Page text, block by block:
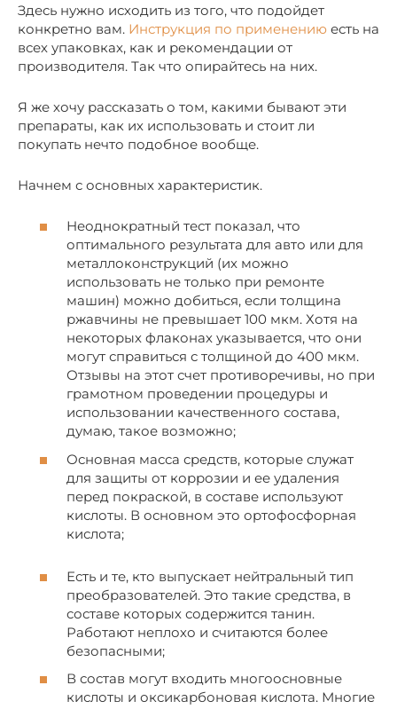
Здесь нужно исходить из того, что подойдет
конкретно вам. Инструкция по применению есть на
всех упаковках, как и рекомендации от
производителя. Так что опирайтесь на них.
Я же хочу рассказать о том, какими бывают эти
препараты, как их использовать и стоит ли
покупать нечто подобное вообще.
Начнем с основных характеристик.
Неоднократный тест показал, что
оптимального результата для авто или для
металлоконструкций (их можно
использовать не только при ремонте
машин) можно добиться, если толщина
ржавчины не превышает 100 мкм. Хотя на
некоторых флаконах указывается, что они
могут справиться с толщиной до 400 мкм.
Отзывы на этот счет противоречивы, но при
грамотном проведении процедуры и
использовании качественного состава,
думаю, такое возможно;
Основная масса средств, которые служат
для защиты от коррозии и ее удаления
перед покраской, в составе используют
кислоты. В основном это ортофосфорная
кислота;
Есть и те, кто выпускает нейтральный тип
преобразователей. Это такие средства, в
составе которых содержится танин.
Работают неплохо и считаются более
безопасными;
В состав могут входить многоосновные
кислоты и оксикарбоновая кислота. Многие